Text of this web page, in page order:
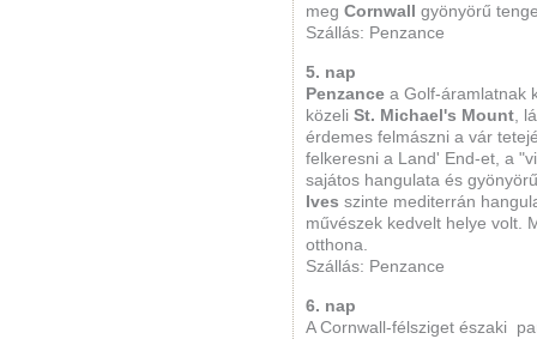
meg Cornwall
gyönyörű
Szállás: Penzance
5. nap
Penzance a Golf-áramlatnak
közeli St. Michael's Mount,
érdemes felmászni a vár
felkeresni a Land' End-et, a
sajátos hangulata és
Ives szinte mediterrán
művészek kedvelt helye volt.
otthona.
Szállás: Penzance
6. nap
A Cornwall-félsziget északi